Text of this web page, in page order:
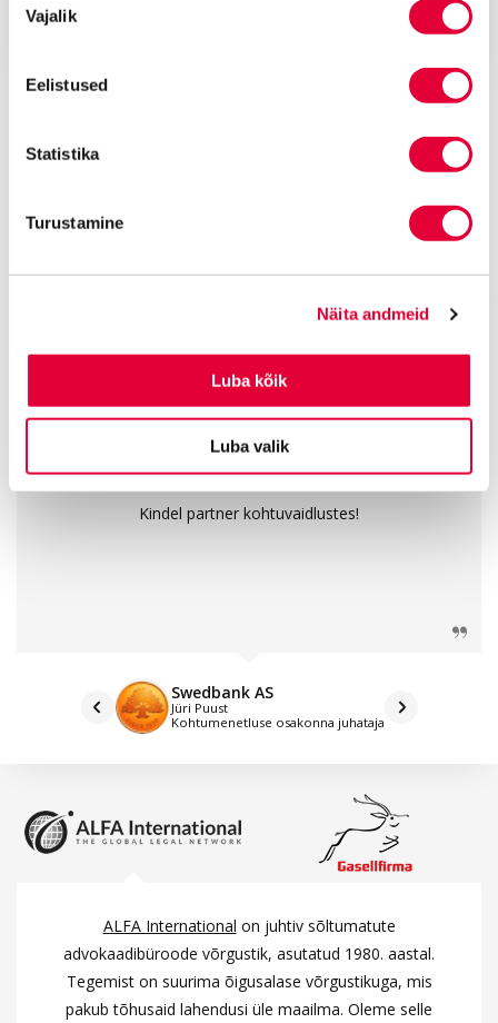
valik
Vajalik
Eelistused
Statistika
Turustamine
Näita andmeid
Luba kõik
Luba valik
Traditsioonid on väärtuslikud ja järjepidevus on jõud.
KÕIK ARTIKLID
1000+
tegelikku
Kindel partner kohtuvaidlustes!
Swedbank AS
Jüri Puust
Kohtumenetluse osakonna juhataja
ALFA International on juhtiv sõltumatute
advokaadibüroode võrgustik, asutatud 1980. aastal.
Tegemist on suurima õigusalase võrgustikuga, mis
pakub tõhusaid lahendusi üle maailma. Oleme selle